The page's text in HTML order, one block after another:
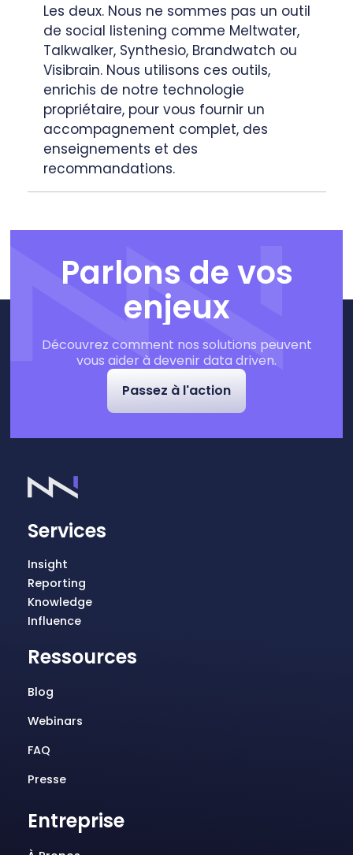
Les deux. Nous ne sommes pas un outil
de social listening comme Meltwater,
Talkwalker, Synthesio, Brandwatch ou
Visibrain. Nous utilisons ces outils,
enrichis de notre technologie
propriétaire, pour vous fournir un
accompagnement complet, des
enseignements et des
recommandations.
Parlons de vos
enjeux
Découvrez comment nos solutions peuvent
vous aider à devenir data driven.
Passez à l'action
Services
Insight
Reporting
Knowledge
Influence
Ressources
Blog
Webinars
FAQ
Presse
Entreprise